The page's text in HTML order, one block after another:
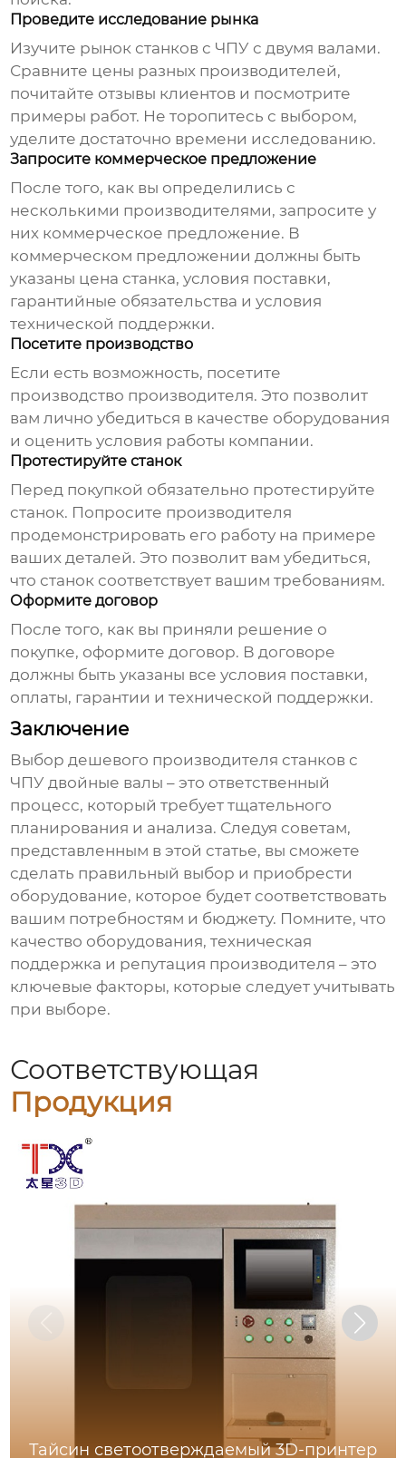
Проведите исследование рынка
Изучите рынок станков с ЧПУ с двумя валами.
Сравните цены разных производителей,
почитайте отзывы клиентов и посмотрите
примеры работ. Не торопитесь с выбором,
уделите достаточно времени исследованию.
Запросите коммерческое предложение
После того, как вы определились с
несколькими производителями, запросите у
них коммерческое предложение. В
коммерческом предложении должны быть
указаны цена станка, условия поставки,
гарантийные обязательства и условия
технической поддержки.
Посетите производство
Если есть возможность, посетите
производство производителя. Это позволит
вам лично убедиться в качестве оборудования
и оценить условия работы компании.
Протестируйте станок
Перед покупкой обязательно протестируйте
станок. Попросите производителя
продемонстрировать его работу на примере
ваших деталей. Это позволит вам убедиться,
что станок соответствует вашим требованиям.
Оформите договор
После того, как вы приняли решение о
покупке, оформите договор. В договоре
должны быть указаны все условия поставки,
оплаты, гарантии и технической поддержки.
Заключение
Выбордешевого производителя станков с
ЧПУ двойные валы – это ответственный
процесс, который требует тщательного
планирования и анализа. Следуя советам,
представленным в этой статье, вы сможете
сделать правильный выбор и приобрести
оборудование, которое будет соответствовать
вашим потребностям и бюджету. Помните, что
качество оборудования, техническая
поддержка и репутация производителя – это
ключевые факторы, которые следует учитывать
при выборе.
Соответствующая
Продукция
Тайсин светоотверждаемый 3D-принтер